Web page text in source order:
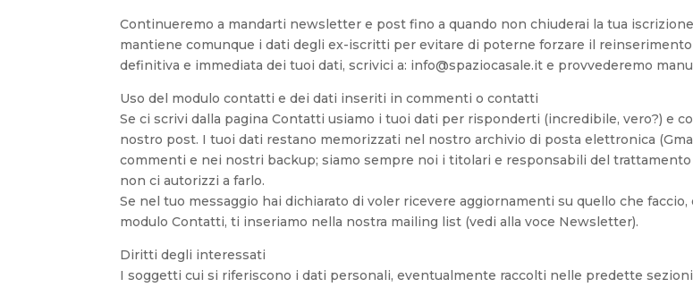
Continueremo a mandarti newsletter e post fino a quando non chiuderai la tua
mantiene comunque i dati degli ex-iscritti per evitare di poterne forzare il
definitiva e immediata dei tuoi dati, scrivici a: info@spaziocasale.it e provvederemo
Uso del modulo contatti e dei dati inseriti in commenti o contatti
Se ci scrivi dalla pagina Contatti usiamo i tuoi dati per risponderti (incredibile, vero?) e
nostro post. I tuoi dati restano memorizzati nel nostro archivio di posta elettronica
commenti e nei nostri backup; siamo sempre noi i titolari e responsabili del
non ci autorizzi a farlo.
Se nel tuo messaggio hai dichiarato di voler ricevere aggiornamenti su quello che
modulo Contatti, ti inseriamo nella nostra mailing list (vedi alla voce Newsletter).
Diritti degli interessati
I soggetti cui si riferiscono i dati personali, eventualmente raccolti nelle predette